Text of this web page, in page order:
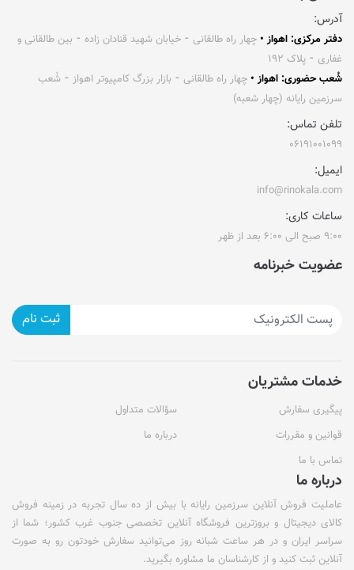
آدرس:
دفتر مرکزی: اهواز • چهار راه طالقانی ⁃ خیابان شهید قنادان زاده ⁃ بین طالقانی و
غفاری ⁃ پلاک ۱۹۲
شُعب حضوری: اهواز • چهار راه طالقانی ⁃ بازار بزرگ کامپیوتر اهواز ⁃ شُعب
سرزمین رایانه (چهار شعبه)
تلفن تماس:
۰۶۱۹۱۰۰۱۰۹۹
ایمیل:
info@rinokala.com
ساعات کاری:
۹:۰۰ صبح الی ۶:۰۰ بعد از ظهر
عضویت خبرنامه
ثبت نام
خدمات مشتریان
پیگیری سفارش
سؤالات متداول
قوانین و مقررات
درباره ما
تماس با ما
درباره ما
عاملیت فروش آنلاین سرزمین رایانه با بیش از ده سال تجربه در زمینه فروش
کالای دیجیتال و بروزترین فروشگاه آنلاین تخصصی جنوب غرب کشور؛ شما از
سراسر ایران و در هر ساعت شبانه روز می‌توانید سفارش خودتون رو به صورت
آنلاین ثبت کنید و از کارشناسان ما مشاوره بگیرید.